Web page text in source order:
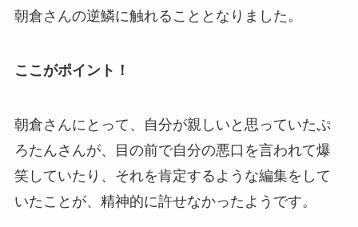
朝倉さんの逆鱗に触れることとなりました。
ここがポイント！
朝倉さんにとって、自分が親しいと思っていたぷ
ろたんさんが、目の前で自分の悪口を言われて爆
笑していたり、それを肯定するような編集をして
いたことが、精神的に許せなかったようです。